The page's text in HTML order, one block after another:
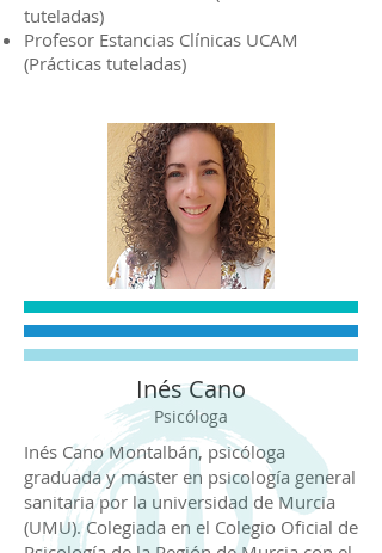
tuteladas)
Profesor Estancias Clínicas UCAM
(Prácticas tuteladas)
Inés Cano
Psicóloga
​Inés Cano Montalbán, psicóloga
graduada y máster en psicología general
sanitaria por la universidad de Murcia
(UMU). Colegiada en el Colegio Oficial de